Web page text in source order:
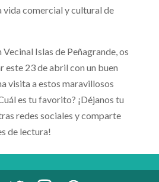
comercial y cultural de
Islas de Peñagrande, os
este 23 de abril con un buen
visita a estos maravillosos
es tu favorito? ¡Déjanos tu
redes sociales y comparte
de lectura!